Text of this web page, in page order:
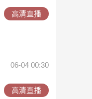
高清直播
06-04 00:30
高清直播